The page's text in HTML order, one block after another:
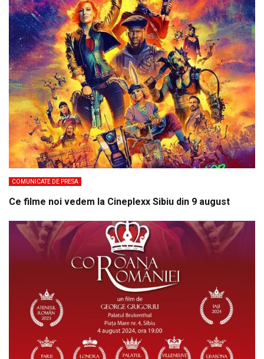
COMUNICATE DE PRESA
Ce filme noi vedem la Cineplexx Sibiu din 9 august